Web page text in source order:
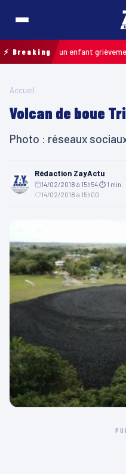
⚡ Breaking
de-Calais : un enfant grièvement
Accueil
Volcan de boue
Photo : réseaux
Rédaction ZayActu
14/02/2018 à 15h54⏱ 1 min
14/02/2018 à 15h00